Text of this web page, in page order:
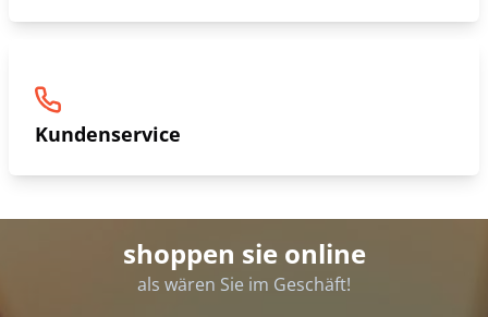
Kundenservice
shoppen sie online
als wären Sie im Geschäft!